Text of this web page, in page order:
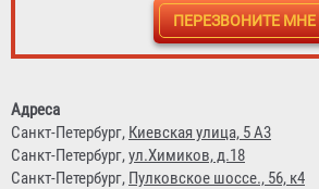
Адреса
Санкт-Петербург, Киевская улица, 5 А3
Санкт-Петербург,ул.Химиков, д.18
Санкт-Петербург, Пулковское шоссе., 56, к4